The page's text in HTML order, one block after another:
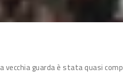
vecchia guarda è stata quasi